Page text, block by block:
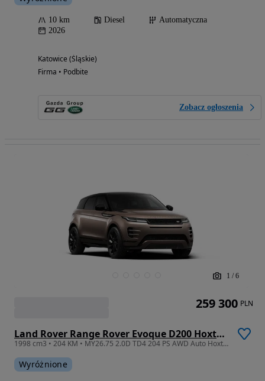
10 km Diesel
Automatyczna
2026
Katowice (Śląskie)
Firma • Podbite
Zobacz ogłoszenia
1 / 6
Land Rover Range Rover Evoque D200 Hoxton Edition
1998 cm3 • 204 KM • MY26.75 2.0D TD4 204 PS AWD Auto Hoxton Edition
Wyróżnione
259 300 PLN